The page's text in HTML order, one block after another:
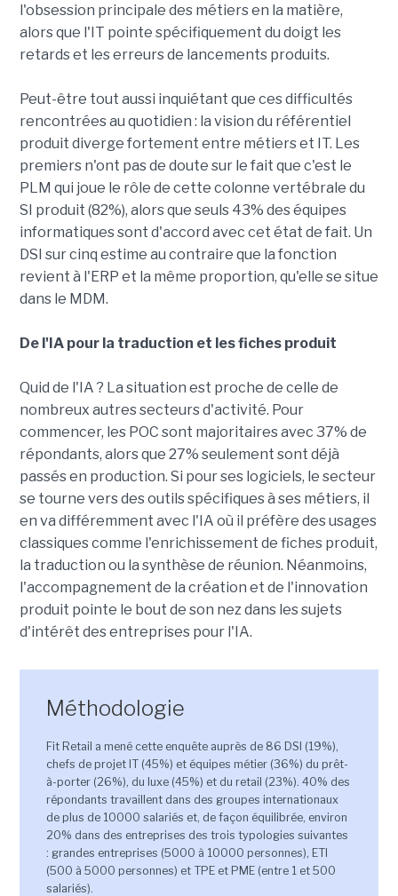
l'obsession principale des métiers en la matière,
alors que l'IT pointe spécifiquement du doigt les
retards et les erreurs de lancements produits.
Peut-être tout aussi inquiétant que ces difficultés
rencontrées au quotidien : la vision du référentiel
produit diverge fortement entre métiers et IT. Les
premiers n'ont pas de doute sur le fait que c'est le
PLM qui joue le rôle de cette colonne vertébrale du
SI produit (82%), alors que seuls 43% des équipes
informatiques sont d'accord avec cet état de fait. Un
DSI sur cinq estime au contraire que la fonction
revient à l'ERP et la même proportion, qu'elle se situe
dans le MDM.
De l'IA pour la traduction et les fiches produit
Quid de l'IA ? La situation est proche de celle de
nombreux autres secteurs d'activité. Pour
commencer, les POC sont majoritaires avec 37% de
répondants, alors que 27% seulement sont déjà
passés en production. Si pour ses logiciels, le secteur
se tourne vers des outils spécifiques à ses métiers, il
en va différemment avec l'IA où il préfère des usages
classiques comme l'enrichissement de fiches produit,
la traduction ou la synthèse de réunion. Néanmoins,
l'accompagnement de la création et de l'innovation
produit pointe le bout de son nez dans les sujets
d'intérêt des entreprises pour l'IA.
Méthodologie
Fit Retail a mené cette enquête auprès de 86 DSI (19%),
chefs de projet IT (45%) et équipes métier (36%) du prêt-
à-porter (26%), du luxe (45%) et du retail (23%). 40% des
répondants travaillent dans des groupes internationaux
de plus de 10000 salariés et, de façon équilibrée, environ
20% dans des entreprises des trois typologies suivantes
: grandes entreprises (5000 à 10000 personnes), ETI
(500 à 5000 personnes) et TPE et PME (entre 1 et 500
salariés).